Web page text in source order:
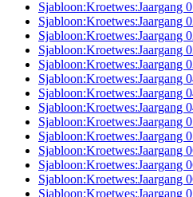
Sjabloon:Kroetwes:Jaargang
Sjabloon:Kroetwes:Jaargang
Sjabloon:Kroetwes:Jaargang
Sjabloon:Kroetwes:Jaargang
Sjabloon:Kroetwes:Jaargang
Sjabloon:Kroetwes:Jaargang
Sjabloon:Kroetwes:Jaargang
Sjabloon:Kroetwes:Jaargang
Sjabloon:Kroetwes:Jaargang
Sjabloon:Kroetwes:Jaargang
Sjabloon:Kroetwes:Jaargang
Sjabloon:Kroetwes:Jaargang
Sjabloon:Kroetwes:Jaargang
Sjabloon:Kroetwes:Jaargang